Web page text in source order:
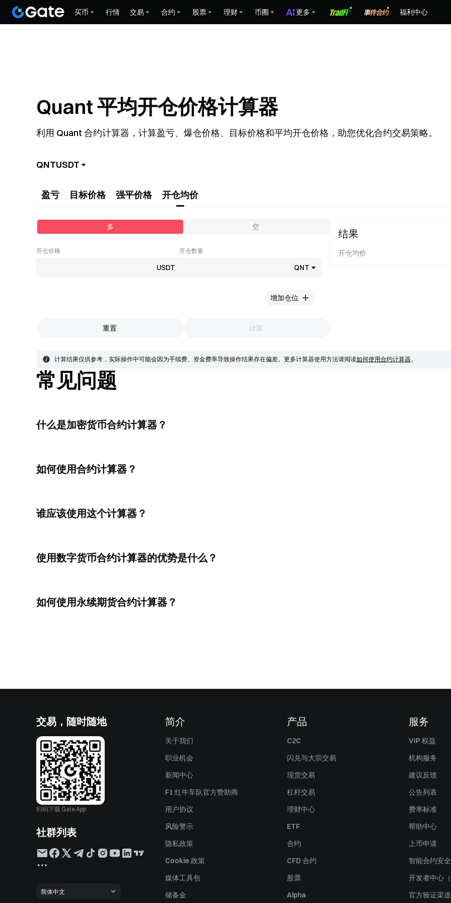
买币 行情 交易 合约 股票 理财 币圈 更多 福利中心
Quant 平均开仓价格计算器
利用 Quant 合约计算器，计算盈亏、爆仓价格、目标价格和平均开仓价格，助您优化合约交易策略。
QNTUSDT
盈亏 目标价格 强平价格 开仓均价
多 空
开仓价格
USDT
开仓数量
QNT
增加仓位
重置 计算
结果
开仓均价
计算结果仅供参考，实际操作中可能会因为手续费、资金费率导致操作结果存在偏差。 更多计算器使用方法请阅读如何使用合约计算器。
常见问题
什么是加密货币合约计算器？
如何使用合约计算器？
谁应该使用这个计算器？
使用数字货币合约计算器的优势是什么？
如何使用永续期货合约计算器？
交易，随时随地
扫码下载 Gate App
社群列表
简体中文
简介
关于我们
职业机会
新闻中心
F1 红牛车队官方赞助商
用户协议
风险警示
隐私政策
Cookie 政策
媒体工具包
储备金
产品
C2C
闪兑与大宗交易
现货交易
杠杆交易
理财中心
ETF
合约
CFD 合约
股票
Alpha
服务
VIP 权益
机构服务
建议反馈
公告列表
费率标准
帮助中心
上币申请
智能合约安全
开发者中心
官方验证渠道